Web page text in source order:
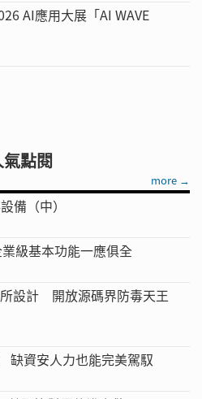
AI應用大展「AI WAVE
氣點閱
more →
備（中）
級基本功能一應俱全
設計 開放源碼界防毒天王
資安人力也能完美駕馭